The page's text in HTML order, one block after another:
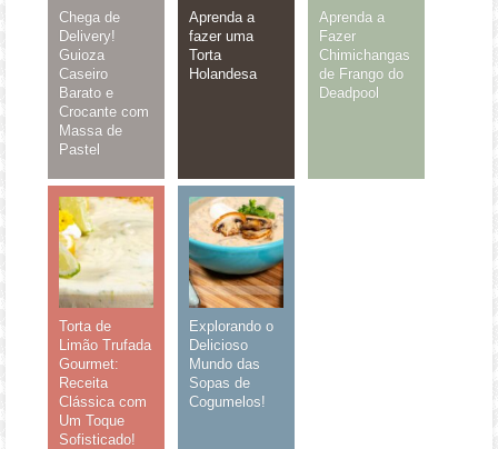
Chega de
Delivery!
Guioza
Caseiro
Barato e
Crocante com
Massa de
Pastel
Aprenda a
fazer uma
Torta
Holandesa
Aprenda a
Fazer
Chimichangas
de Frango do
Deadpool
Torta de
Limão Trufada
Gourmet:
Receita
Clássica com
Um Toque
Sofisticado!
Explorando o
Delicioso
Mundo das
Sopas de
Cogumelos!